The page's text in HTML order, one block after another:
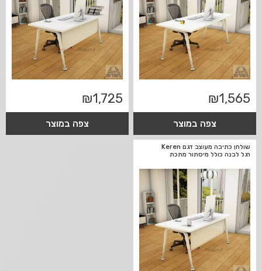
₪1,565
צפה במוצר
₪1,725
צפה במוצר
שולחן כתיבה מעוצב דגם Keren
רגל לבנה כולל מיסתור מתכת